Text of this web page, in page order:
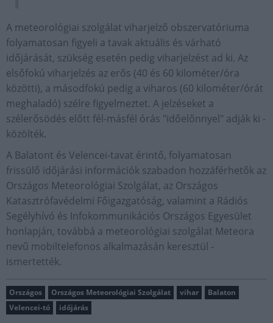
A meteorológiai szolgálat viharjelző obszervatóriuma
folyamatosan figyeli a tavak aktuális és várható
időjárását, szükség esetén pedig viharjelzést ad ki. Az
elsőfokú viharjelzés az erős (40 és 60 kilométer/óra
közötti), a másodfokú pedig a viharos (60 kilométer/órát
meghaladó) szélre figyelmeztet. A jelzéseket a
szélerősödés előtt fél-másfél órás "időelőnnyel" adják ki -
közölték.
A Balatont és Velencei-tavat érintő, folyamatosan
frissülő időjárási információk szabadon hozzáférhetők az
Országos Meteorológiai Szolgálat, az Országos
Katasztrófavédelmi Főigazgatóság, valamint a Rádiós
Segélyhívó és Infokommunikációs Országos Egyesület
honlapján, továbbá a meteorológiai szolgálat Meteora
nevű mobiltelefonos alkalmazásán keresztül -
ismertették.
Országos Országos Meteorológiai Szolgálat vihar
Balaton
Velencei-tó
időjárás